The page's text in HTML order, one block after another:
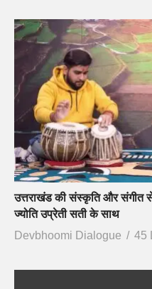
उत्तराखंड की संस्कृति और संगीत
ज्योति उप्रेती सती के साथ
Devbhoomi Dialogue
45